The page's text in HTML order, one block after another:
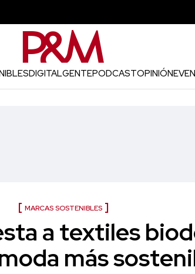
DIGITALGENTEPODCASTOPINIÓN
MARCAS SOSTENIBLES
a textiles
más